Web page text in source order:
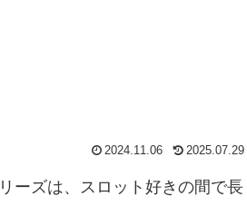
2024.11.06 2025.07.29
リーズは、スロット好きの間で長